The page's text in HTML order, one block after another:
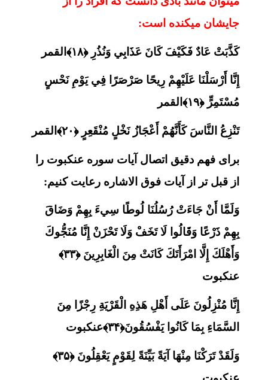
جایشان میکنده است:
كَذَّبَتْ عَادٌ فَكَيْفَ كَانَ عَذَابِي وَنُذُرِ ﴿۱۸﴾القمر
إِنَّا أَرْسَلْنَا عَلَيْهِمْ رِيحًا صَرْصَرًا فِي يَوْمِ نَحْسٍ
مُسْتَمِرٍّ ﴿۱۹﴾القمر
تَنْزِعُ النَّاسَ كَأَنَّهُمْ أَعْجَازُ نَخْلٍ مُنْقَعِرٍ ﴿۲۰﴾القمر
برای فهم دقیق اتصال آیات سوره عنکبوت را
از قبل تر از آیات فوق الاشاره رعایت کنیم:
وَلَمَّا أَنْ جَاءَتْ رُسُلُنَا لُوطًا سِيءَ بِهِمْ وَضَاقَ
بِهِمْ ذَرْعًا وَقَالُوا لَا تَخَفْ وَلَا تَحْزَنْ إِنَّا مُنَجُّوكَ
وَأَهْلَكَ إِلَّا امْرَأَتَكَ كَانَتْ مِنَ الْغَابِرِينَ ﴿۳۳﴾
عنکبوت
إِنَّا مُنْزِلُونَ عَلَى أَهْلِ هَذِهِ الْقَرْيَةِ رِجْزًا مِنَ
السَّمَاءِ بِمَا كَانُوا يَفْسُقُونَ﴿۳۴﴾عنکبوت
وَلَقَدْ تَرَكْنَا مِنْهَا آيَةً بَيِّنَةً لِقَوْمٍ يَعْقِلُونَ ﴿۳۵﴾